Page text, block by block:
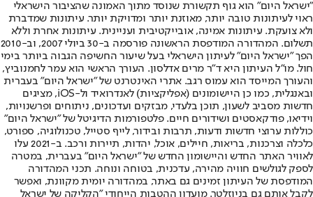
"ישראל היום" הוא גוף תקשורת שנוסד מתוך האמונה שהציבור הישראלי
ראוי לעיתונות טובה יותר, מאוזנת יותר ומדויקת יותר. עיתונות שמדברת
ולא צועקת. עיתונות אמינה, אובייקטיבית ועניינית. עיתונות אחרת וללא
תשלום. המהדורה המודפסת הראשונה פורסמה ב-30 ביולי 2007, וב-2010
הפך "ישראל היום" לעיתון הישראלי בעל שיעור החשיפה הגבוה ביותר בימי
חול. מו"ל העיתון היא ד"ר מרים אדלסון. העורך הראשי הוא עמר לחמנוביץ,
והעורך המייסד הוא עמוס רגב. אתרי האינטרנט של "ישראל היום" בעברית
ובאנגלית, כמו כן היישומונים (אפליקציות) לאנדרואיד ול-iOS, מציגים
חדשות מסביב לשעון, תוכן בלעדי, מבזקים ועדכונים, ניתוחים ופרשנויות,
וידיאו, פודקאסטים ושידורים חיים. פלטפורמות הדיגיטל של "ישראל היום"
כוללות ערוצי חדשות ודעות, תרבות ובידור, לייף סטייל, טכנולוגיה, ספורט,
כלכלה וצרכנות, בריאות, חיילים, אוכל, יהדות, תיירות ורכב. ב-2021 עלו
לאוויר האתר החדש והיישומון החדש של "ישראל היום" בעברית, במטרה
לספק לגולשים חוויה מהירה, עדכנית, בטוחה ונוחה. תכני המהדורה
המודפסת של העיתון זמינים גם באתר, במהדורה יומית מקוונת, ואפשר
לקבל אותם גם בניוזלטר. מועדון ההטבות הייחודי "הקליקה של ישראל